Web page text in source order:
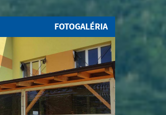
FOTOGALÉRIA